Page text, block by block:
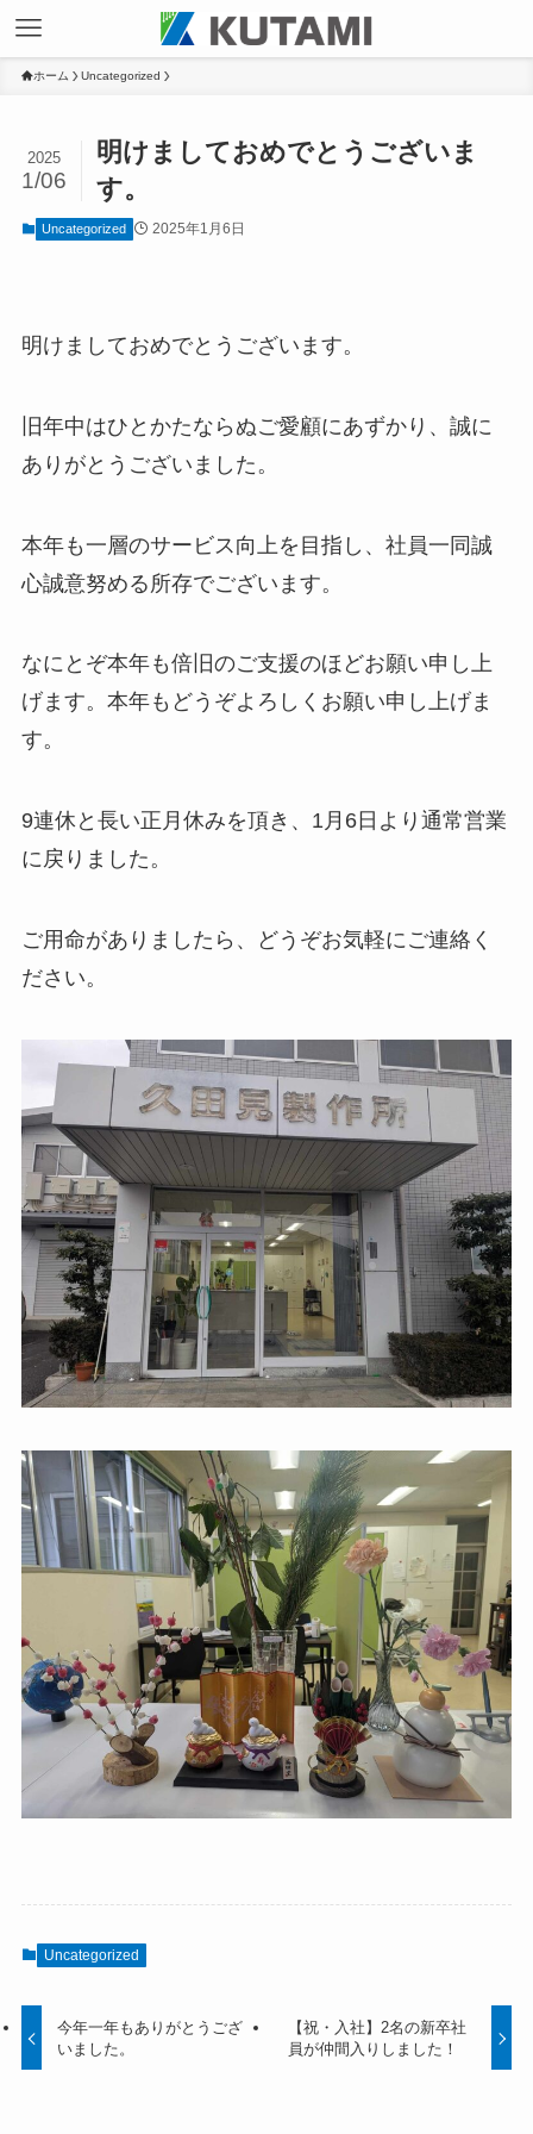
ホーム Uncategorized
明けましておめでとうございま
す。
2025
1/06
Uncategorized 2025年1月6日
明けましておめでとうございます。
旧年中はひとかたならぬご愛顧にあずかり、誠に
ありがとうございました。
本年も一層のサービス向上を目指し、社員一同誠
心誠意努める所存でございます。
なにとぞ本年も倍旧のご支援のほどお願い申し上
げます。本年もどうぞよろしくお願い申し上げま
す。
9連休と長い正月休みを頂き、1月6日より通常営業
に戻りました。
ご用命がありましたら、どうぞお気軽にご連絡く
ださい。
Uncategorized
今年一年もありがとうござ
いました。
【祝・入社】2名の新卒社
員が仲間入りしました！